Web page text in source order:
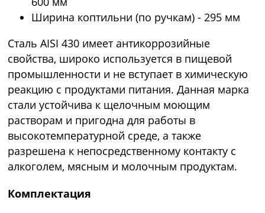
Ширина коптильни (по ручкам) - 295 мм
Сталь AISI 430 имеет антикоррозийные
свойства, широко используется в пищевой
промышленности и не вступает в химическую
реакцию с продуктами питания. Данная марка
стали устойчива к щелочным моющим
растворам и пригодна для работы в
высокотемпературной среде, а также
разрешена к непосредственному контакту с
алкоголем, мясным и молочным продуктам.
Комплектация